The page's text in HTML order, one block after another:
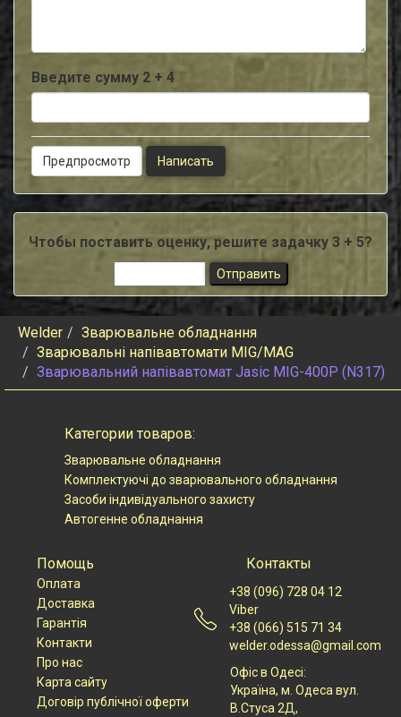
Введите сумму 2 + 4
Чтобы поставить оценку, решите задачку 3 + 5?
Welder
Зварювальне обладнання
Зварювальні напівавтомати MIG/MAG
Зварювальний напівавтомат Jasic MIG-400P (N317)
Категории товаров:
Зварювальне обладнання
Комплектуючі до зварювального обладнання
Засоби індивідуального захисту
Автогенне обладнання
Помощь
Оплата
Доставка
Гарантія
Контакти
Про нас
Карта сайту
Договір публічної оферти
Контакты
+38 (096) 728 04 12
Viber
+38 (066) 515 71 34
welder.odessa@gmail.com
Офіс в Одесі:
Українa, м. Одеса вул.
В.Стуса 2Д,